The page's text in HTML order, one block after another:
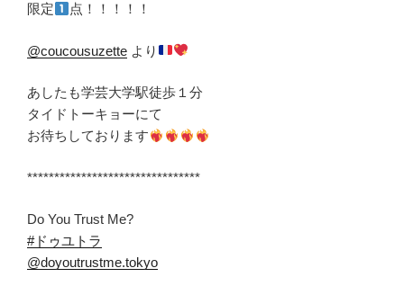
限定
点！！！！！
@coucousuzette より
あしたも学芸大学駅徒歩１分
タイドトーキョーにて
お待ちしております
********************************
Do You Trust Me?
#ドゥユトラ
@doyoutrustme.tokyo